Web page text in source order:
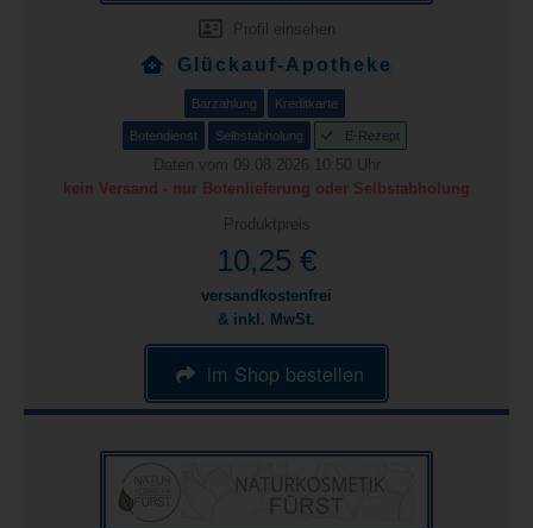
Profil einsehen
Glückauf-Apotheke
Barzahlung Kreditkarte
Botendienst Selbstabholung E-Rezept
Daten vom 09.08.2026 10:50 Uhr
kein Versand - nur Botenlieferung oder Selbstabholung
Produktpreis
10,25 €
versandkostenfrei
& inkl. MwSt.
im Shop bestellen